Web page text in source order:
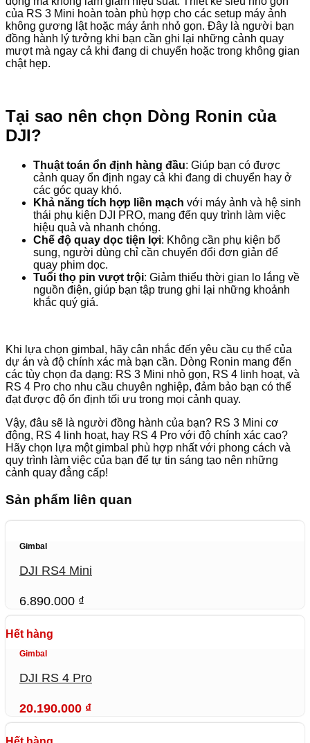
của RS 3 Mini hoàn toàn phù hợp cho các setup máy ảnh
không gương lật hoặc máy ảnh nhỏ gọn. Đây là người bạn
đồng hành lý tưởng khi bạn cần ghi lại những cảnh quay
mượt mà ngay cả khi đang di chuyển hoặc trong không gian
chật hẹp.
Tại sao nên chọn Dòng Ronin của
DJI?
Thuật toán ổn định hàng đầu: Giúp bạn có được
cảnh quay ổn định ngay cả khi đang di chuyển hay ở
các góc quay khó.
Khả năng tích hợp liền mạch với máy ảnh và hệ sinh
thái phụ kiện DJI PRO, mang đến quy trình làm việc
hiệu quả và nhanh chóng.
Chế độ quay dọc tiện lợi: Không cần phụ kiện bổ
sung, người dùng chỉ cần chuyển đổi đơn giản để
quay phim dọc.
Tuổi thọ pin vượt trội: Giảm thiểu thời gian lo lắng về
nguồn điện, giúp bạn tập trung ghi lại những khoảnh
khắc quý giá.
Khi lựa chọn gimbal, hãy cân nhắc đến yêu cầu cụ thể của
dự án và độ chính xác mà bạn cần. Dòng Ronin mang đến
các tùy chọn đa dạng: RS 3 Mini nhỏ gọn, RS 4 linh hoạt, và
RS 4 Pro cho nhu cầu chuyên nghiệp, đảm bảo bạn có thể
đạt được độ ổn định tối ưu trong mọi cảnh quay.
Vậy, đâu sẽ là người đồng hành của bạn? RS 3 Mini cơ
động, RS 4 linh hoạt, hay RS 4 Pro với độ chính xác cao?
Hãy chọn lựa một gimbal phù hợp nhất với phong cách và
quy trình làm việc của bạn để tự tin sáng tạo nên những
cảnh quay đẳng cấp!
Sản phẩm liên quan
Gimbal
DJI RS4 Mini
6.890.000 ₫
Hết hàng
Gimbal
DJI RS 4 Pro
20.190.000 ₫